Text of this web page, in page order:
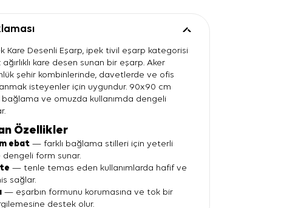
Kare Desenli Eşarp, ipek tivil eşarp kategorisi
kare desen sunan bir eşarp. Aker
şehir kombinlerinde, davetlerde ve ofis
isteyenler için uygundur. 90x90 cm
bağlama ve omuzda kullanımda dengeli
Özellikler
ebat — farklı bağlama stilleri için yeterli
dengeli form sunar.
— tenle temas eden kullanımlarda hafif ve
sağlar.
— eşarbın formunu korumasına ve tok bir
destek olur.